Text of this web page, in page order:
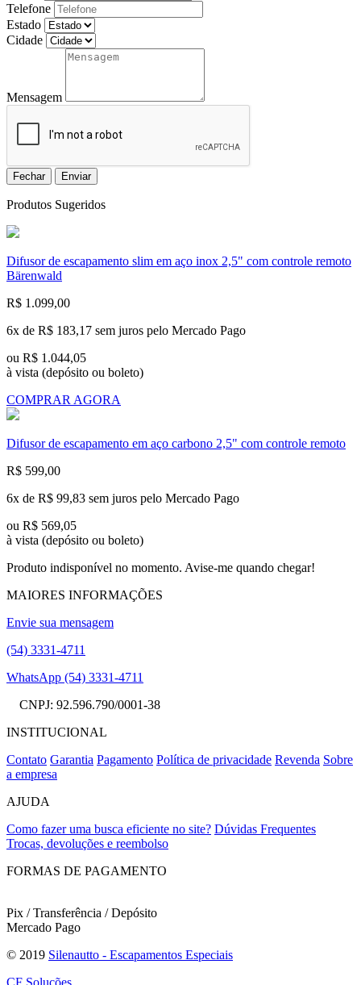
Telefone
Estado
Cidade
Mensagem
Fechar Enviar
Produtos Sugeridos
Difusor de escapamento slim em aço inox 2,5" com controle remoto
Bärenwald
R$ 1.099,00
6x de R$ 183,17 sem juros pelo Mercado Pago
ou R$ 1.044,05
à vista (depósito ou boleto)
COMPRAR AGORA
Difusor de escapamento em aço carbono 2,5" com controle remoto
R$ 599,00
6x de R$ 99,83 sem juros pelo Mercado Pago
ou R$ 569,05
à vista (depósito ou boleto)
Produto indisponível no momento. Avise-me quando chegar!
MAIORES INFORMAÇÕES
Envie sua mensagem
(54) 3331-4711
WhatsApp (54) 3331-4711
CNPJ: 92.596.790/0001-38
INSTITUCIONAL
Contato Garantia Pagamento Política de privacidade Revenda Sobre
a empresa
AJUDA
Como fazer uma busca eficiente no site? Dúvidas Frequentes
Trocas, devoluções e reembolso
FORMAS DE PAGAMENTO
Pix / Transferência / Depósito
Mercado Pago
© 2019 Silenautto - Escapamentos Especiais